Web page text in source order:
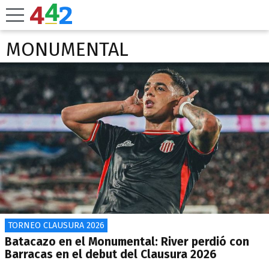
MONUMENTAL
TORNEO CLAUSURA 2026
Batacazo en el Monumental: River perdió con
Barracas en el debut del Clausura 2026